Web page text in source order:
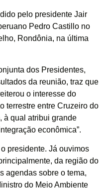
pelo presidente Jair
Pedro Castillo no
Rondônia, na última
dos Presidentes,
da reunião, traz que
o interesse do
terrestre entre Cruzeiro do
à qual atribui grande
econômica”.
presidente. Já ouvimos
da região do
agendas sobre o tema,
do Meio Ambiente